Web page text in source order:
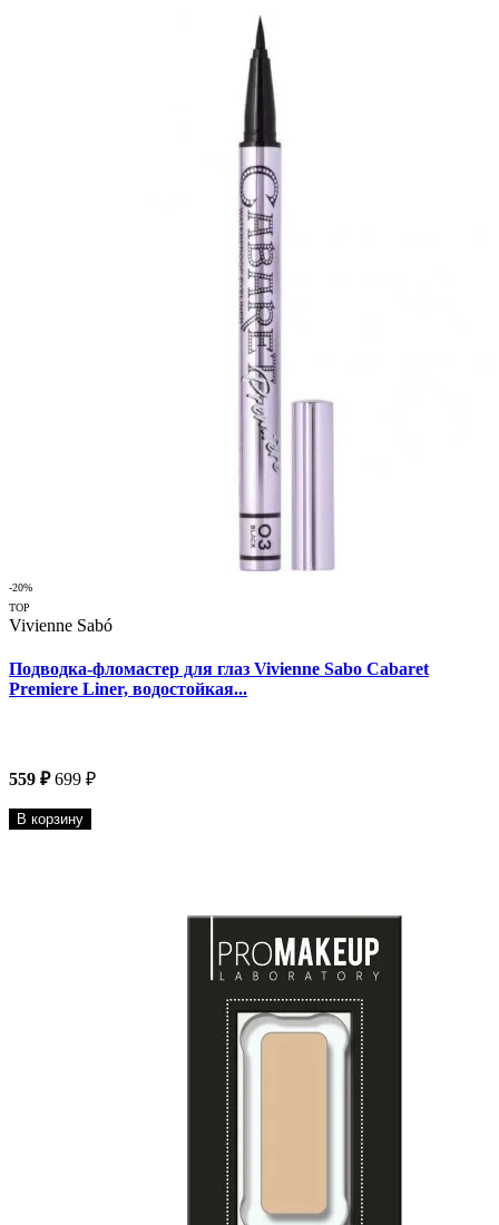
-20%
TOP
Vivienne Sabó
Подводка-фломастер для глаз Vivienne Sabo Cabaret
Premiere Liner, водостойкая...
559 ₽ 699 ₽
В корзину